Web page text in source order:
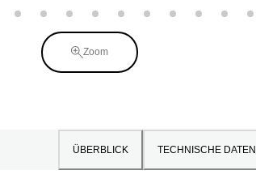
Zoom
ÜBERBLICK TECHNISCHE DATEN